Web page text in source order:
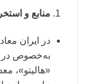
منابع و
در ایران
به‌خصوص در
«هالیتو»،